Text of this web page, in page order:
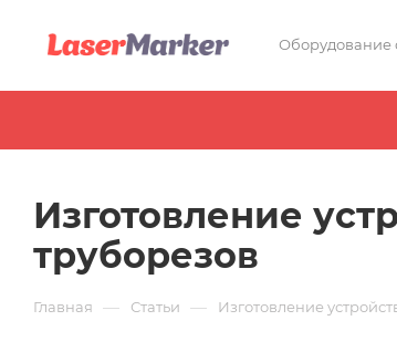
Оборудование
Изготовление
труборезов
Главная — Статьи — Изготовление